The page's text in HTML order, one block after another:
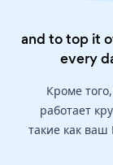
and to top it
every
Кроме
работает
такие как ваш